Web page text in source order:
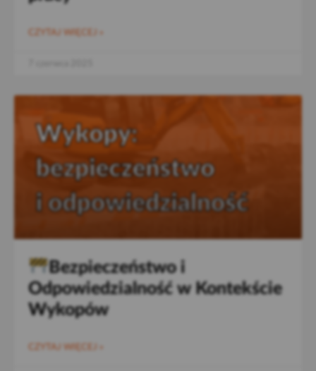
CZYTAJ WIĘCEJ »
Bezpieczeństwo i
Odpowiedzialność w Kontekście
Wykopów
CZYTAJ WIĘCEJ »